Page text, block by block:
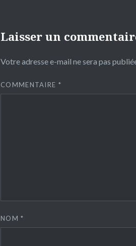
Laisser un
Votre adresse e-mail ne sera pas
COMMENTAIRE *
NOM*